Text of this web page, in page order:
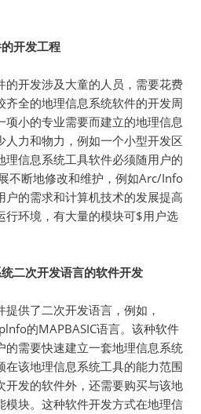
开发工程
的开发涉及大童的人员，需要花费
齐全的地理信息系统软件的开发周
项小的专业需要而建立的地理信息
人力和物力，例如一个小型开发区
理信息系统工具软件必须随用户的
不断地修改和维护，例如Arc/Info
户的需求和计算机技术的发展提高
行环境，有大量的模块可$用户选
二次开发语言的软件开发
提供了二次开发语言，例如，
的MAPBASIC语言。该种软件
的需要快速建立一套地理信息系统
在该地理信息系统工具的能力范围
开发的软件外，还需要购买与该地
模块。这种软件开发方式在地理信